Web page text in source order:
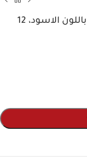
قالب كيك غير لاصقة لخبز الكعك باللون الاسود، 12